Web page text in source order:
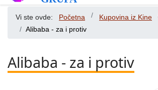
Vi ste ovde: Početna Kupovina iz Kine
Alibaba - za i protiv
Alibaba - za i protiv